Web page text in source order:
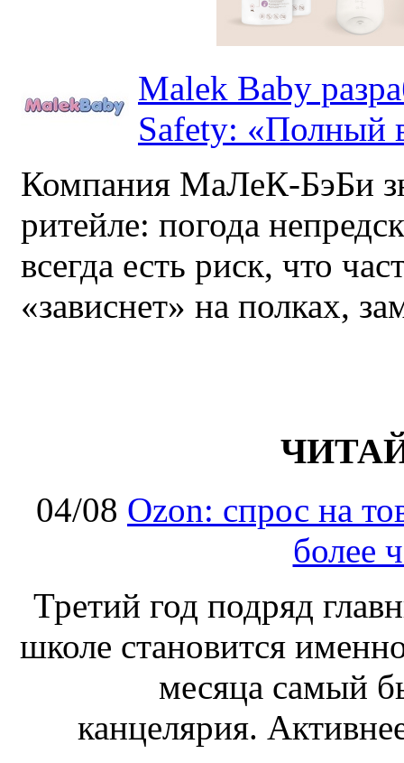
Malek Baby
Safety: «Полный
Компания МаЛеК-БэБи
ритейле: погода
всегда есть риск, что
«зависнет» на полках,
04/08 Ozon: спрос на
более
Третий год подряд
школе становится
месяца самый
канцелярия.